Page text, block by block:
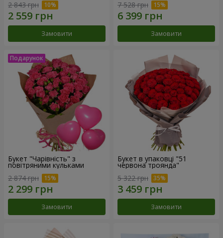
2 843 грн
Замовити
7 528 грн
Замовити
Букет "Чарівність" з
повітряними кульками
2 874 грн
Замовити
Букет в упаковці "51
червона троянда"
5 322 грн
Замовити